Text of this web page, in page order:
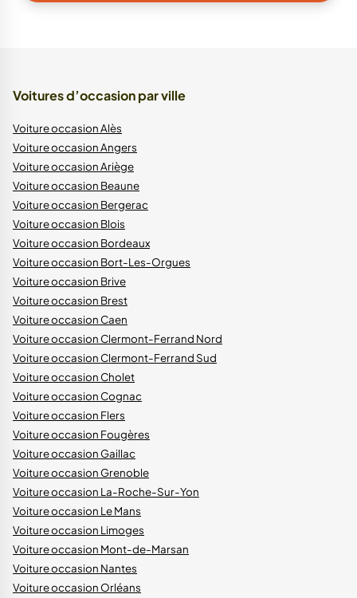
Voitures d’occasion par ville
Voiture occasion Alès
Voiture occasion Angers
Voiture occasion Ariège
Voiture occasion Beaune
Voiture occasion Bergerac
Voiture occasion Blois
Voiture occasion Bordeaux
Voiture occasion Bort-Les-Orgues
Voiture occasion Brive
Voiture occasion Brest
Voiture occasion Caen
Voiture occasion Clermont-Ferrand Nord
Voiture occasion Clermont-Ferrand Sud
Voiture occasion Cholet
Voiture occasion Cognac
Voiture occasion Flers
Voiture occasion Fougères
Voiture occasion Gaillac
Voiture occasion Grenoble
Voiture occasion La-Roche-Sur-Yon
Voiture occasion Le Mans
Voiture occasion Limoges
Voiture occasion Mont-de-Marsan
Voiture occasion Nantes
Voiture occasion Orléans